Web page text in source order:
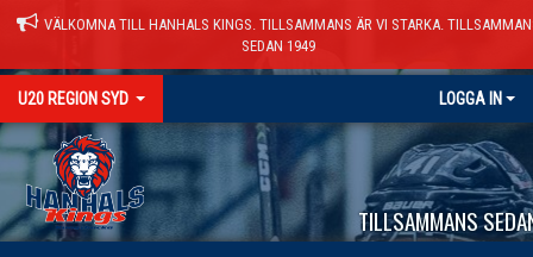
VÄLKOMNA TILL HANHALS KINGS. TILLSAMMANS ÄR VI STARKA.
SEDAN 1949
U20 REGION SYD LOGGA IN
TILLSAMMANS